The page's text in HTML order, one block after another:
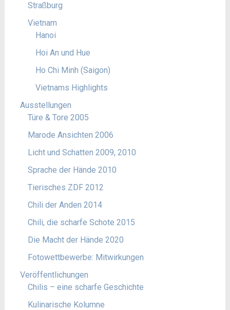
Straßburg
Vietnam
Hanoi
Hoi An und Hue
Ho Chi Minh (Saigon)
Vietnams Highlights
Ausstellungen
Türe & Tore 2005
Marode Ansichten 2006
Licht und Schatten 2009, 2010
Sprache der Hände 2010
Tierisches ZDF 2012
Chili der Anden 2014
Chili, die scharfe Schote 2015
Die Macht der Hände 2020
Fotowettbewerbe: Mitwirkungen
Veröffentlichungen
Chilis – eine scharfe Geschichte
Kulinarische Kolumne